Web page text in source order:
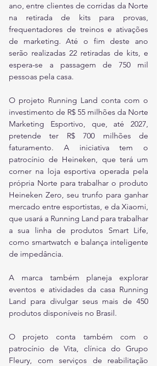
ano, entre clientes de corridas da Norte
na retirada de kits para provas,
frequentadores de treinos e ativações
de marketing. Até o fim deste ano
serão realizadas 22 retiradas de kits, e
espera-se a passagem de 750 mil
pessoas pela casa.
O projeto Running Land conta com o
investimento de R$ 55 milhões da Norte
Marketing Esportivo, que, até 2027,
pretende ter R$ 700 milhões de
faturamento. A iniciativa tem o
patrocínio de Heineken, que terá um
corner na loja esportiva operada pela
própria Norte para trabalhar o produto
Heineken Zero, seu trunfo para ganhar
mercado entre esportistas, e da Xiaomi,
que usará a Running Land para trabalhar
a sua linha de produtos Smart Life,
como smartwatch e balança inteligente
de impedância.
A marca também planeja explorar
eventos e atividades da casa Running
Land para divulgar seus mais de 450
produtos disponíveis no Brasil.
O projeto conta também com o
patrocínio de Vita, clínica do Grupo
Fleury, com serviços de reabilitação